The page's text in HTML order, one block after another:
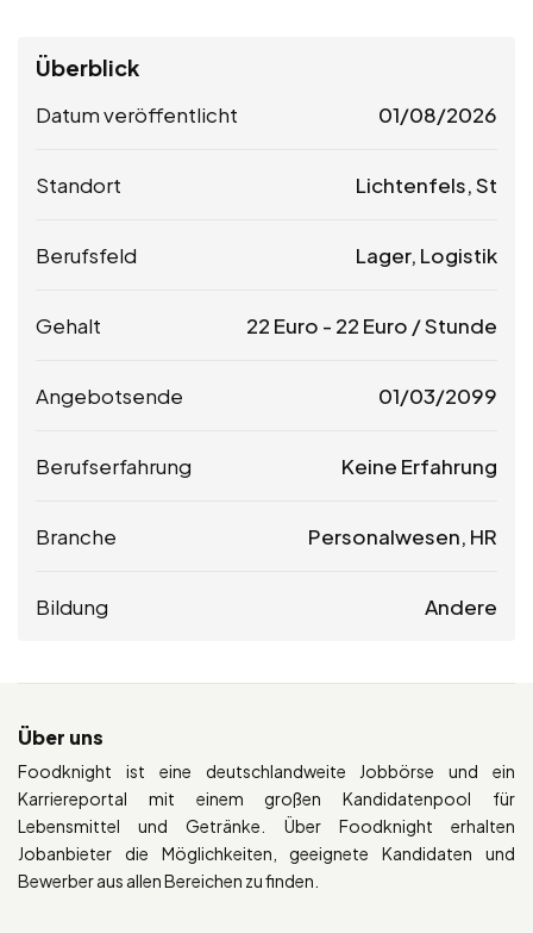
Überblick
Datum veröffentlicht 01/08/2026
Standort Lichtenfels, St
Berufsfeld Lager, Logistik
Gehalt 22 Euro - 22 Euro / Stunde
Angebotsende 01/03/2099
Berufserfahrung Keine Erfahrung
Branche Personalwesen, HR
Bildung Andere
Über uns
Foodknight ist eine deutschlandweite Jobbörse und ein
Karriereportal mit einem großen Kandidatenpool für
Lebensmittel und Getränke. Über Foodknight erhalten
Jobanbieter die Möglichkeiten, geeignete Kandidaten und
Bewerber aus allen Bereichen zu finden.